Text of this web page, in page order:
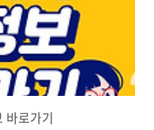
바로가기